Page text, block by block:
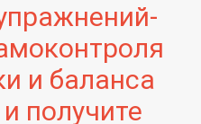
и баланса
получите